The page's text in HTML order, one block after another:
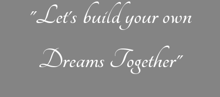
"Let's build your own
Dreams Together"